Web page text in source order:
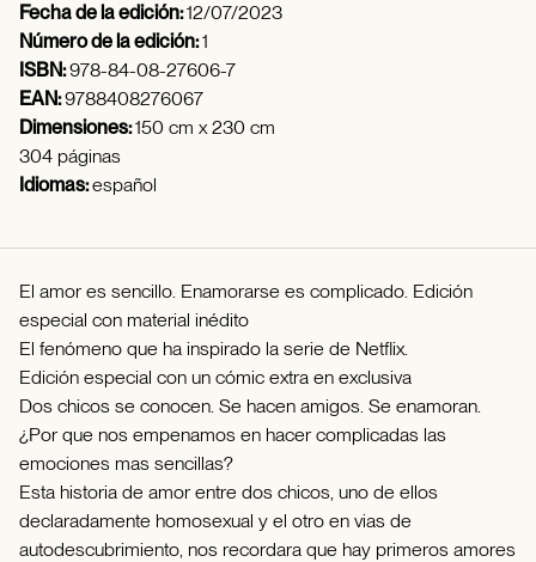
Fecha de la edición:12/07/2023
Número de la edición:1
ISBN:978-84-08-27606-7
EAN:9788408276067
Dimensiones:150 cm x 230 cm
304 páginas
Idiomas:español
El amor es sencillo. Enamorarse es complicado. Edición
especial con material inédito
El fenómeno que ha inspirado la serie de Netflix.
Edición especial con un cómic extra en exclusiva
Dos chicos se conocen. Se hacen amigos. Se enamoran.
¿Por que nos empenamos en hacer complicadas las
emociones mas sencillas?
Esta historia de amor entre dos chicos, uno de ellos
declaradamente homosexual y el otro en vias de
autodescubrimiento, nos recordara que hay primeros amores